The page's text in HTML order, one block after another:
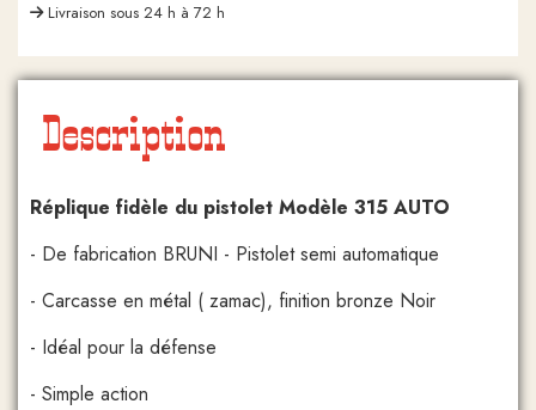
Livraison sous 24 h à 72 h
Description
Réplique fidèle du pistolet Modèle 315 AUTO
- De fabrication BRUNI - Pistolet semi automatique
- Carcasse en métal ( zamac), finition bronze Noir
- Idéal pour la défense
- Simple action